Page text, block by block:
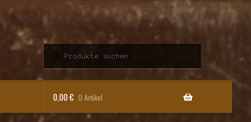
nach:
0,00€ 0 Artikel